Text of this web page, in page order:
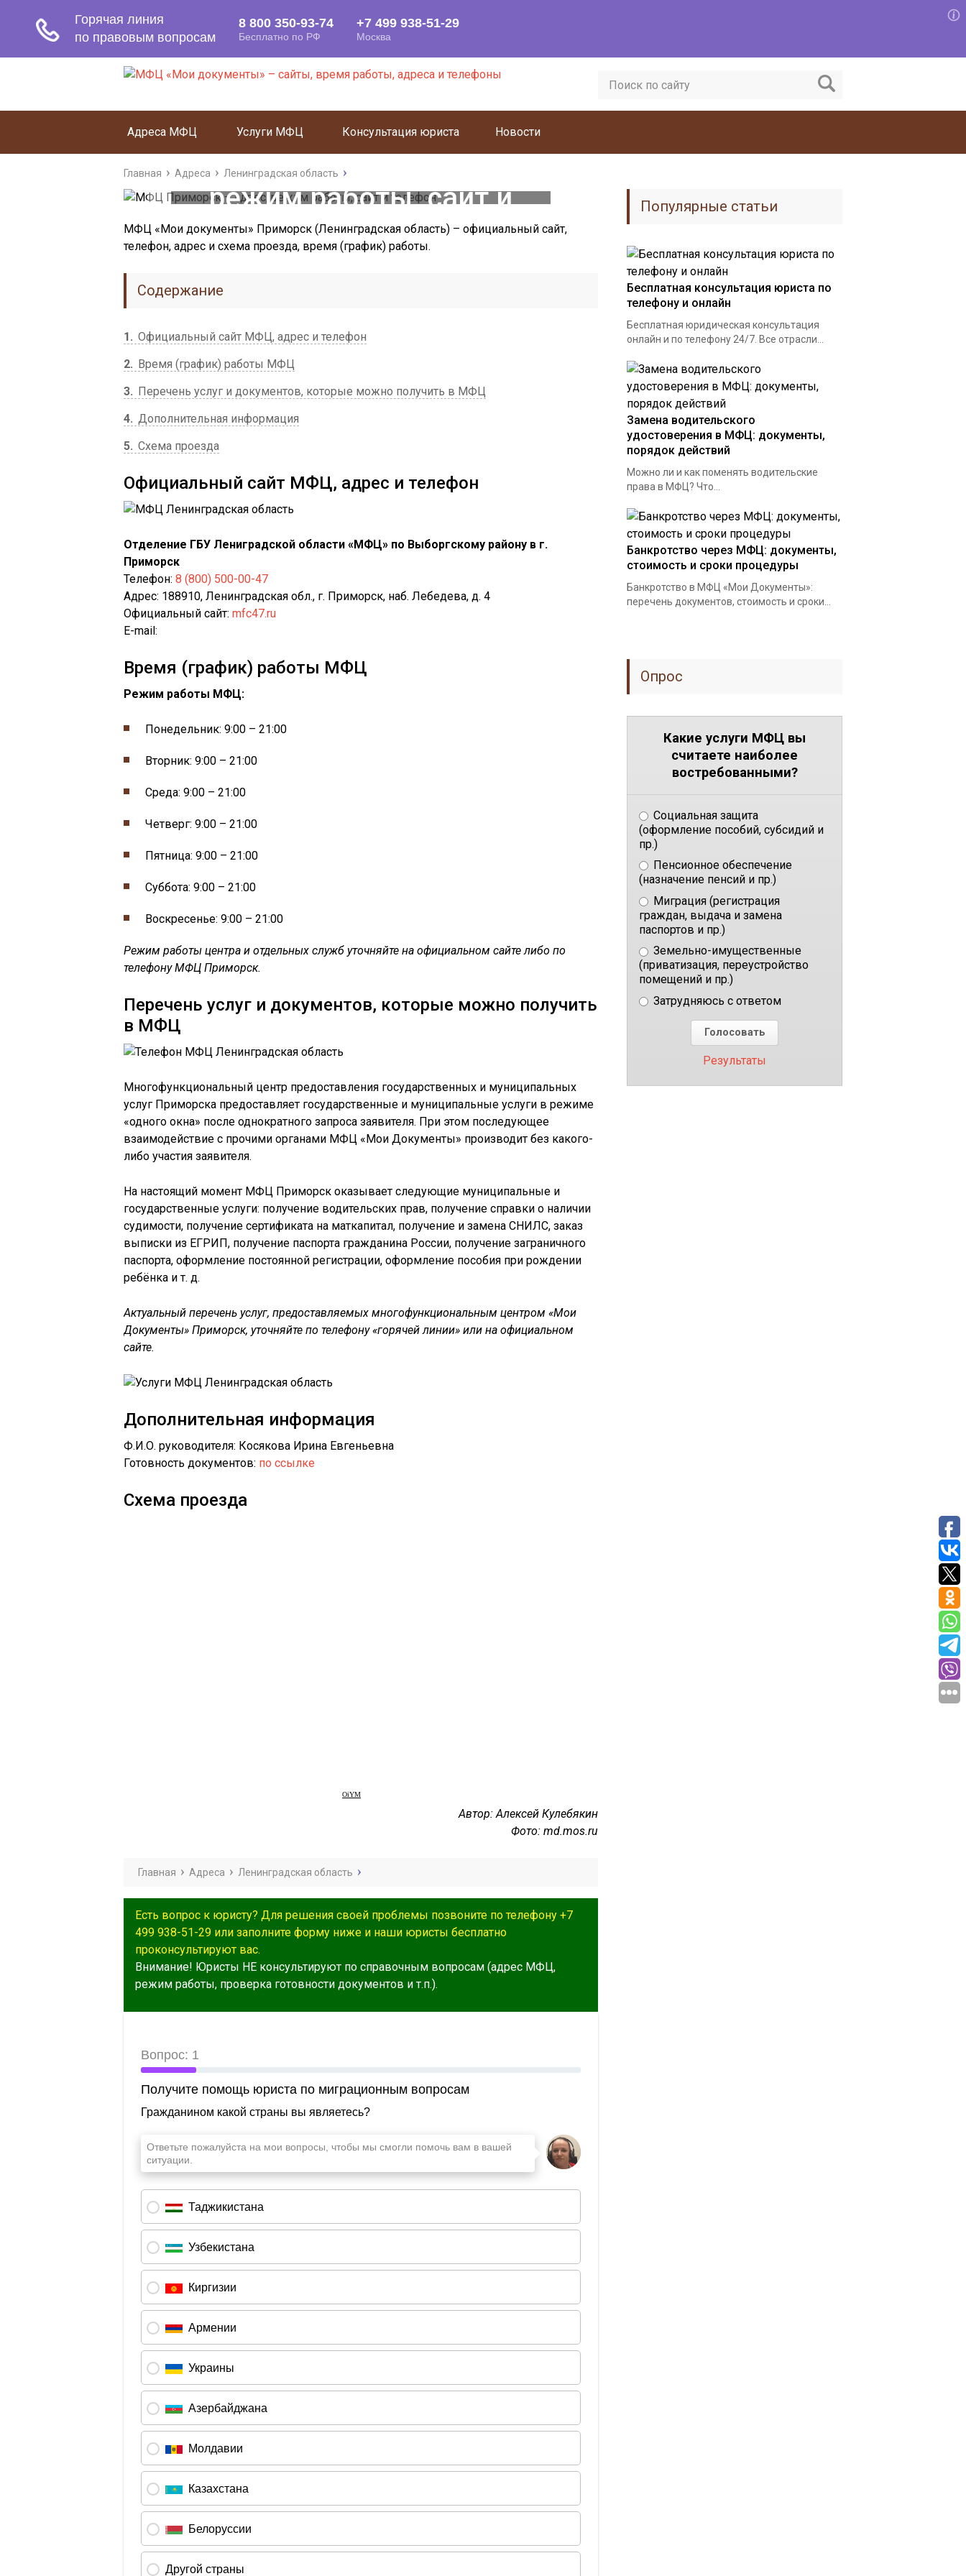
Адреса МФЦ Услуги МФЦ Консультация юриста Новости
Главная Адреса Ленинградская область
МФЦ Приморск – адрес,
режим работы, сайт и
телефон
МФЦ «Мои документы» Приморск (Ленинградская область) – официальный сайт,
телефон, адрес и схема проезда, время (график) работы.
Содержание
1
Официальный сайт МФЦ, адрес и телефон
2
Время (график) работы МФЦ
3
Перечень услуг и документов, которые можно получить в МФЦ
4 Дополнительная информация
5 Схема проезда
Официальный сайт МФЦ, адрес и телефон
Отделение ГБУ Лениградской области «МФЦ» по Выборгскому району в г.
Приморск
Телефон: 8 (800) 500-00-47
Адрес: 188910, Ленинградская обл., г. Приморск, наб. Лебедева, д. 4
Официальный сайт: mfc47.ru
E-mail:
Время (график) работы МФЦ
Режим работы МФЦ:
Понедельник: 9:00 – 21:00
Вторник: 9:00 – 21:00
Среда: 9:00 – 21:00
Четверг: 9:00 – 21:00
Пятница: 9:00 – 21:00
Суббота: 9:00 – 21:00
Воскресенье: 9:00 – 21:00
Режим работы центра и отдельных служб уточняйте на официальном сайте либо по
телефону МФЦ Приморск.
Перечень услуг и документов, которые можно получить
в МФЦ
Многофункциональный центр предоставления государственных и муниципальных
услуг Приморска предоставляет государственные и муниципальные услуги в режиме
«одного окна» после однократного запроса заявителя. При этом последующее
взаимодействие с прочими органами МФЦ «Мои Документы» производит без какого-
либо участия заявителя.
На настоящий момент МФЦ Приморск оказывает следующие муниципальные и
государственные услуги: получение водительских прав, получение справки о наличии
судимости, получение сертификата на маткапитал, получение и замена СНИЛС, заказ
выписки из ЕГРИП, получение паспорта гражданина России, получение заграничного
паспорта, оформление постоянной регистрации, оформление пособия при рождении
ребёнка и т. д.
Актуальный перечень услуг, предоставляемых многофункциональным центром «Мои
Документы» Приморск, уточняйте по телефону «горячей линии» или на официальном
сайте.
Дополнительная информация
Ф.И.О. руководителя: Косякова Ирина Евгеньевна
Готовность документов: по ссылке
Схема проезда
OiYM
Автор: Алексей Кулебякин
Фото: md.mos.ru
Главная Адреса Ленинградская область
Есть вопрос к юристу? Для решения своей проблемы позвоните по телефону +7
499 938-51-29 или заполните форму ниже и наши юристы бесплатно
проконсультируют вас.
Внимание! Юристы НЕ консультируют по справочным вопросам (адрес МФЦ,
режим работы, проверка готовности документов и т.п.).
Популярные статьи
Бесплатная консультация юриста по
телефону и онлайн
Бесплатная юридическая консультация
онлайн и по телефону 24/7. Все отрасли...
Замена водительского
удостоверения в МФЦ: документы,
порядок действий
Можно ли и как поменять водительские
права в МФЦ? Что...
Банкротство через МФЦ: документы,
стоимость и сроки процедуры
Банкротство в МФЦ «Мои Документы»:
перечень документов, стоимость и сроки...
Опрос
Какие услуги МФЦ вы
считаете наиболее
востребованными?
Социальная защита
(оформление пособий, субсидий и
пр.)
Пенсионное обеспечение
(назначение пенсий и пр.)
Миграция (регистрация
граждан, выдача и замена
паспортов и пр.)
Земельно-имущественные
(приватизация, переустройство
помещений и пр.)
Затрудняюсь с ответом
Результаты